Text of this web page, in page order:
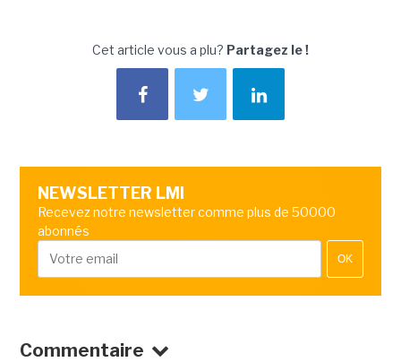
Cet article vous a plu? Partagez le !
NEWSLETTER LMI
Recevez notre newsletter comme plus de 50000
abonnés
OK
Commentaire